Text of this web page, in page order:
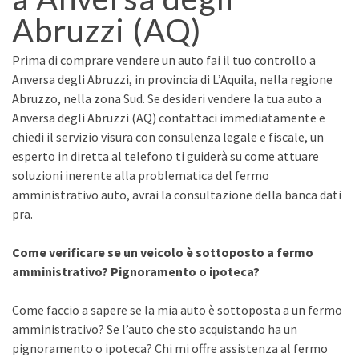
Abruzzi (AQ)
Prima di comprare vendere un auto fai il tuo controllo a
Anversa degli Abruzzi, in provincia di L’Aquila, nella regione
Abruzzo, nella zona Sud. Se desideri vendere la tua auto a
Anversa degli Abruzzi (AQ) contattaci immediatamente e
chiedi il servizio visura con consulenza legale e fiscale, un
esperto in diretta al telefono ti guiderà su come attuare
soluzioni inerente alla problematica del fermo
amministrativo auto, avrai la consultazione della banca dati
pra.
Come verificare se un veicolo è sottoposto a fermo
amministrativo? Pignoramento o ipoteca?
Come faccio a sapere se la mia auto è sottoposta a un fermo
amministrativo? Se l’auto che sto acquistando ha un
pignoramento o ipoteca? Chi mi offre assistenza al fermo